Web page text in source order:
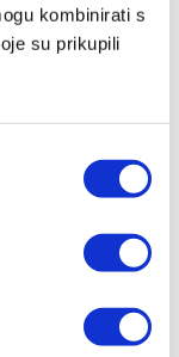
kombinirati s
su prikupili